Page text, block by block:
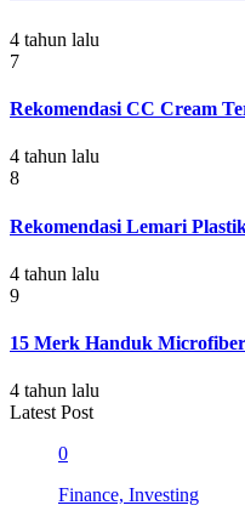
4 tahun lalu
7
Rekomendasi CC Cream
4 tahun lalu
8
Rekomendasi Lemari
4 tahun lalu
9
15 Merk Handuk Microfiber
4 tahun lalu
Latest Post
0
Finance, Investing